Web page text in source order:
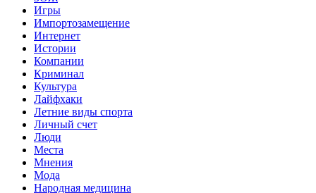
Игры
Импортозамещение
Интернет
Истории
Компании
Криминал
Культура
Лайфхаки
Летние виды спорта
Личный счет
Люди
Места
Мнения
Мода
Народная медицина